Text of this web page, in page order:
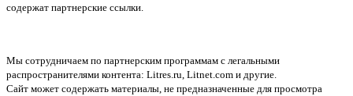
содержат партнерские ссылки.
Мы сотрудничаем по партнерским программам с легальными
распространителями контента: Litres.ru, Litnet.com и другие.
Сайт может содержать материалы, не предназначенные для просмотра